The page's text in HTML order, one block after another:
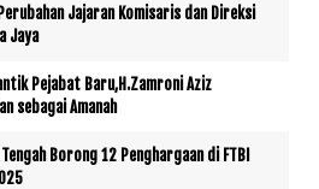
Perubahan Jajaran Komisaris dan Direksi
Jaya
Pejabat Baru,H.Zamroni Aziz
sebagai Amanah
Borong 12 Penghargaan di FTBI